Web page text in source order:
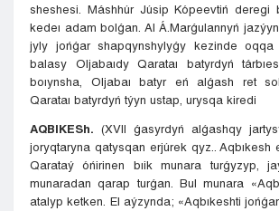
sheshesi. Máshhúr Júsip Kópeevtiń deregi
kedeı adam bolǵan. Al Á.Marǵulannyń
jyly jońǵar shapqynshylyǵy kezinde oqqa
balasy Oljabaıdy Qarataı batyrdyń
boıynsha, Oljabaı batyr eń alǵash ret
Qarataı batyrdyń týyn ustap, urysqa kiredi
AQBIKESh. (XVII ǵasyrdyń alǵashqy
joryqtaryna qatysqan erjúrek qyz.. Aqbıkesh
Qarataý óńirinen bıik munara turǵyzyp,
munaradan qarap turǵan. Bul munara
atalyp ketken. El aýzynda; «Aqbıkeshti